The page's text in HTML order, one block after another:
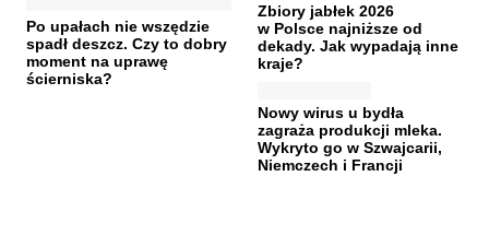
Po upałach nie wszędzie
spadł deszcz. Czy to dobry
moment na uprawę
ścierniska?
Zbiory jabłek 2026
w Polsce najniższe od
dekady. Jak wypadają inne
kraje?
Nowy wirus u bydła
zagraża produkcji mleka.
Wykryto go w Szwajcarii,
Niemczech i Francji